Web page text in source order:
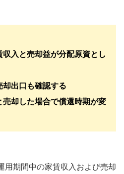
収入と売却益が分配原資とし
却出口も確認する
売却した場合で償還時期が変
用期間中の家賃収入および売却